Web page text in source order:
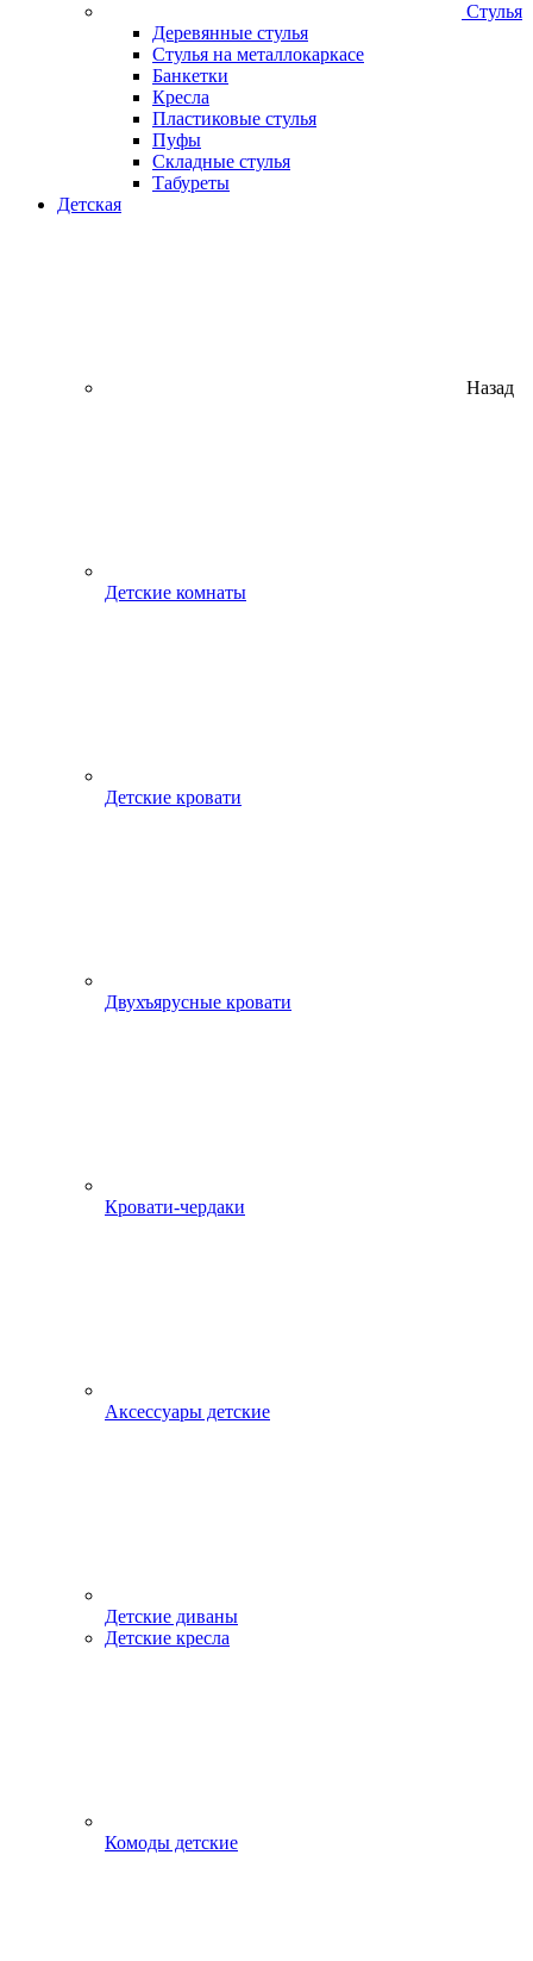
Стулья
Деревянные стулья
Стулья на металлокаркасе
Банкетки
Кресла
Пластиковые стулья
Пуфы
Складные стулья
Табуреты
Детская
Назад
Детские комнаты
Детские кровати
Двухъярусные кровати
Кровати-чердаки
Аксессуары детские
Детские диваны
Детские кресла
Комоды детские